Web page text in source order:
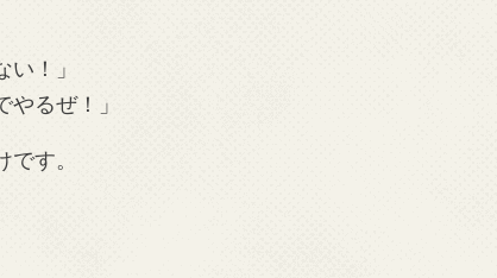
！」
るぜ！」
す。